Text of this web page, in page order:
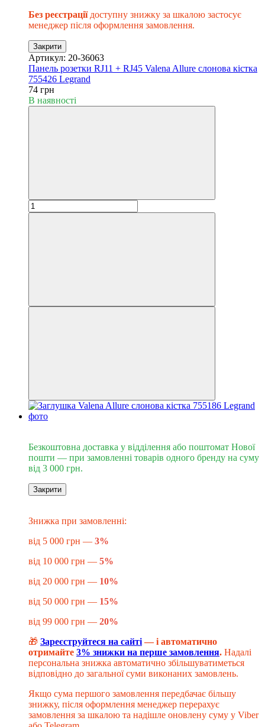
Без реєстраціїдоступну знижку за шкалою застосує
менеджер після оформлення замовлення.
Закрити
Артикул: 20-36063
Панель розетки RJ11 + RJ45 Valena Allure слонова кістка
755426 Legrand
74 грн
В наявності
Безкоштовна доставка у відділення або поштомат Нової
пошти — при замовленні товарів одного бренду на суму
від 3 000 грн.
Закрити
​​​​​Знижка при замовленні:
від 5 000 грн — 3%
від 10 000 грн — 5%
від 20 000 грн — 10%
від 50 000 грн — 15%
від 99 000 грн — 20%
🎁 Зареєструйтеся на сайті— і автоматично
отримайте 3% знижки на перше замовлення. Надалі
персональна знижка автоматично збільшуватиметься
відповідно до загальної суми виконаних замовлень.
Якщо сума першого замовлення передбачає більшу
знижку, після оформлення менеджер перерахує
замовлення за шкалою та надішле оновлену суму у Viber